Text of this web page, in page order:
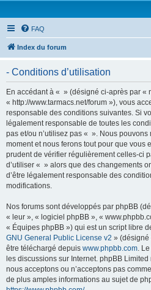
FAQ
Index du forum
- Conditions d’utilisation
En accédant à « » (désigné ci-après par «
« http://www.tarmacs.net/forum »), vous
responsable des conditions suivantes. Si
légalement responsable de toutes les
pas et/ou n’utilisez pas « ». Nous pouvons
moment et nous ferons tout pour que vous
prudent de vérifier régulièrement celles-ci
d’utiliser « » alors que des changements
d’être légalement responsable des
modifications.
Nos forums sont développés par phpBB
« leur », « logiciel phpBB », «
« Équipes phpBB ») qui est un script libre
GNU General Public License v2 » (désigné
être téléchargé depuis www.phpbb.com.
les discussions sur Internet. phpBB
nous acceptons ou n’acceptons pas
de plus amples informations au sujet de